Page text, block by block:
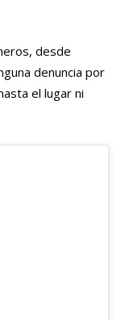
desde
denuncia por
el lugar ni